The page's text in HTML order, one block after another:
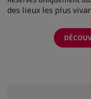
des lieux les plus